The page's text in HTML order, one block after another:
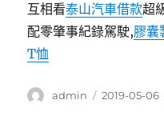
互相看泰山汽車借款超
配零肇事紀錄駕駛,膠囊
T恤
作
admin
發
2019-05-06